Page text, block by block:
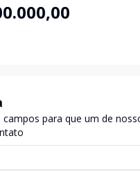
campos para que um de